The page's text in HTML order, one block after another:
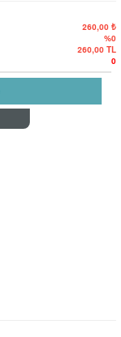
260,00 ₺
%0
260,00 TL
0